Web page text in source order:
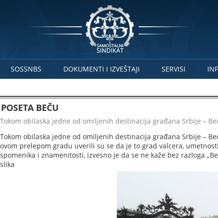
SOSSNBS DOKUMENTI I IZVEŠTAJI SERVISI
POSETA BEČU
Tokom obilaska jedne od omiljenih destinacija građana Srbije –
Tokom obilaska jedne od omiljenih destinacija građana Srbije –
ovom prelepom gradu uverili su se da je to grad valcera,
spomenika i znamenitosti, izvesno je da se ne kaže bez razloga
slika